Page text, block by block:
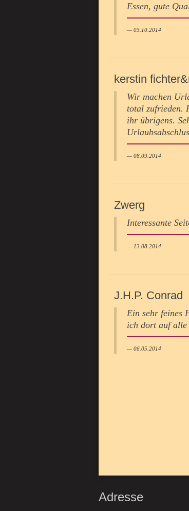
Essen, gute
03.10.2014
kerstin
Wir machen
total zufrieden.
ihr übrigens.
08.09.2014
Zwerg
Interessante
13.08.2014
J.H.P. Conrad
Ein sehr feines
ich dort auf alle
06.05.2014
Adresse